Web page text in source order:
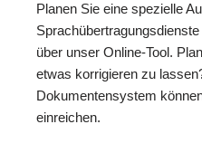
Planen Sie eine spezielle
über unser Online-Tool.
etwas korrigieren zu
Dokumentensystem
einreichen.